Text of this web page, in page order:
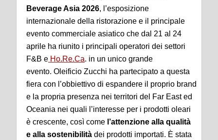
Beverage Asia 2026, l’esposizione
internazionale della ristorazione e il principale
evento commerciale asiatico che dal 21 al 24
aprile ha riunito i principali operatori dei settori
F&B e Ho.Re.Ca. in un unico grande
evento. Oleificio Zucchi ha partecipato a questa
fiera con l’obbiettivo di espandere il proprio brand
e la propria presenza nei territori del Far East ed
Oceania nei quali l’interesse per i prodotti oleari
è crescente, così come l’attenzione alla qualità
e alla sostenibilità dei prodotti importati. È stata